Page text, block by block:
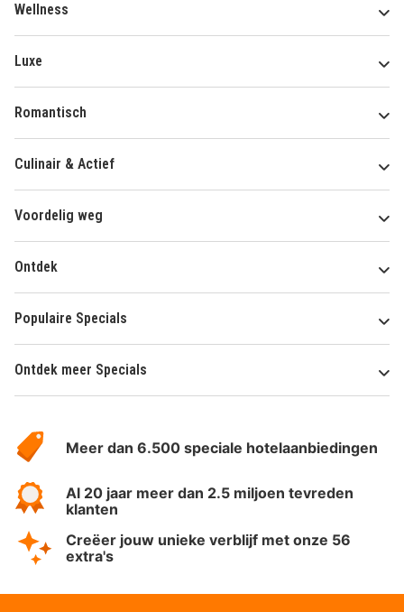
Wellness
Luxe
Romantisch
Culinair & Actief
Voordelig weg
Ontdek
Populaire Specials
Ontdek meer Specials
HotelSpecials
Meer dan 6.500 speciale hotelaanbiedingen
Al 20 jaar meer dan 2.5 miljoen tevreden
klanten
Creëer jouw unieke verblijf met onze 56
extra's